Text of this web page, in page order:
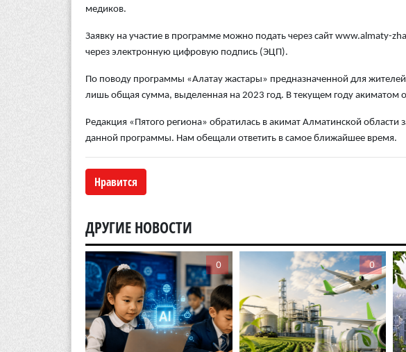
медиков.
Заявку на участие в программе можно подать через сайт www.almaty-
через электронную цифровую подпись (ЭЦП).
По поводу программы «Алатау жастары» предназначенной для
лишь общая сумма, выделенная на 2023 год. В текущем году акиматом
Редакция «Пятого региона» обратилась в акимат Алматинской
данной программы. Нам обещали ответить в самое ближайшее время.
Нравится
ДРУГИЕ НОВОСТИ
0 0